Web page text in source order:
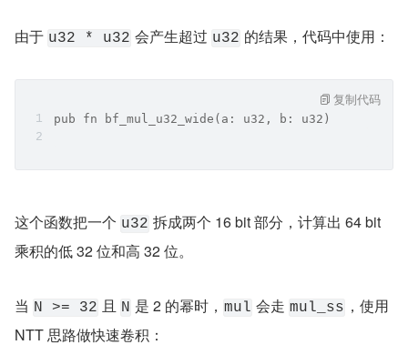
由于 u32 * u32 会产生超过 u32 的结果，代码中使用：
pub fn bf_mul_u32_wide(a: u32, b: u32)
复制代码
这个函数把一个 u32 拆成两个 16 bit 部分，计算出 64 bit
乘积的低 32 位和高 32 位。
当 N >= 32 且 N 是 2 的幂时， mul 会走 mul_ss ，使用
NTT 思路做快速卷积：